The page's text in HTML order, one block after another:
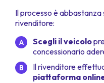
Il processo è
rivenditore:
Scegli il veicolo
concessionario
Il rivenditore
piattaforma